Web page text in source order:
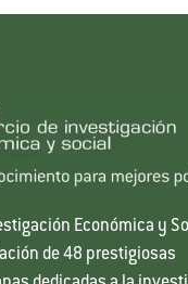
Económica y
de 48 prestigiosas